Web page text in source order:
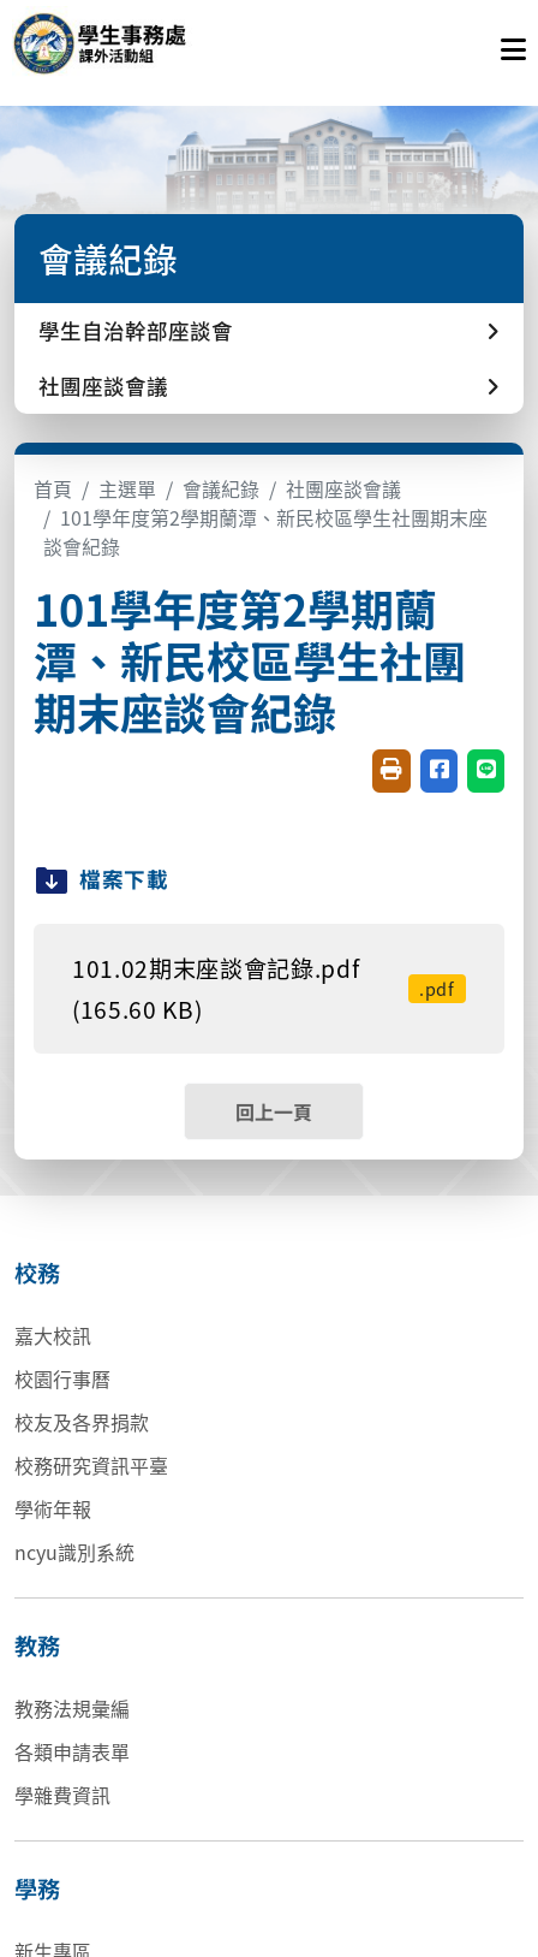
會議紀錄
學生自治幹部座談會
社團座談會議
首頁 主選單 會議紀錄
社團座談會議
101學年度第2學期蘭潭、新民校區學生社團期末座
談會紀錄
101學年度第2學期蘭
潭、新民校區學生社團
期末座談會紀錄
友善列印(開新視
分享至臉書
分享
檔案下載
101.02期末座談會記錄.pdf
(165.60 KB)
.pdf
回上一頁
校務
嘉大校訊
校園行事曆
校友及各界捐款
校務研究資訊平臺
學術年報
ncyu識別系統
教務
教務法規彙編
各類申請表單
學雜費資訊
學務
新生專區